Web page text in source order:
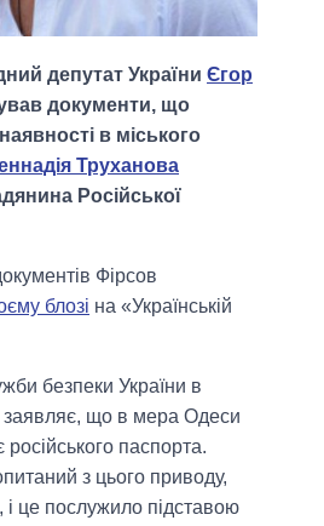
депутат України Єгор
документи, що
в міського
Труханова
Російської
Фірсов
блозі на «Українській
безпеки України в
заявляє, що в мера Одеси
паспорта.
з цього приводу,
і це послужило підставою